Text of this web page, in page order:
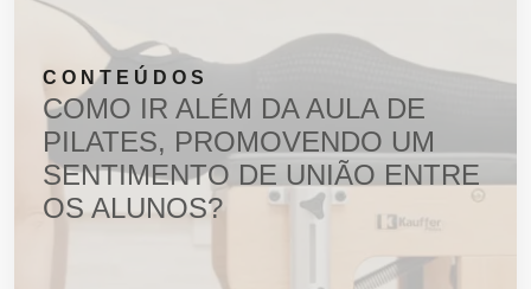
Materiais Gratuitos
Solicite um Orçamento
CONTEÚDOS
COMO IR ALÉM DA AULA DE
PILATES, PROMOVENDO UM
SENTIMENTO DE UNIÃO ENTRE
OS ALUNOS?